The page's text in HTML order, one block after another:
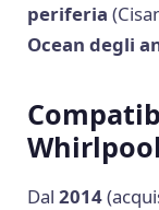
periferia
Ocean degli
Whirlpool
Dal2014